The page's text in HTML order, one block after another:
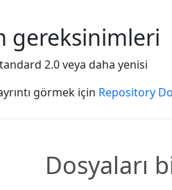
gereksinimleri
2.0 veya daha yenisi
görmek için Repository
Dosyaları